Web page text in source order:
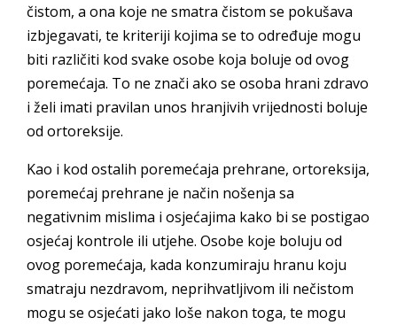
čistom, a ona koje ne smatra čistom se pokušava
izbjegavati, te kriteriji kojima se to određuje mogu
biti različiti kod svake osobe koja boluje od ovog
poremećaja. To ne znači ako se osoba hrani zdravo
i želi imati pravilan unos hranjivih vrijednosti boluje
od ortoreksije.
Kao i kod ostalih poremećaja prehrane, ortoreksija,
poremećaj prehrane je način nošenja sa
negativnim mislima i osjećajima kako bi se postigao
osjećaj kontrole ili utjehe. Osobe koje boluju od
ovog poremećaja, kada konzumiraju hranu koju
smatraju nezdravom, neprihvatljivom ili nečistom
mogu se osjećati jako loše nakon toga, te mogu